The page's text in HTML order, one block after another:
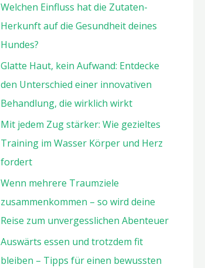
Welchen Einfluss hat die Zutaten-
Herkunft auf die Gesundheit deines
Hundes?
Glatte Haut, kein Aufwand: Entdecke
den Unterschied einer innovativen
Behandlung, die wirklich wirkt
Mit jedem Zug stärker: Wie gezieltes
Training im Wasser Körper und Herz
fordert
Wenn mehrere Traumziele
zusammenkommen – so wird deine
Reise zum unvergesslichen Abenteuer
Auswärts essen und trotzdem fit
bleiben – Tipps für einen bewussten